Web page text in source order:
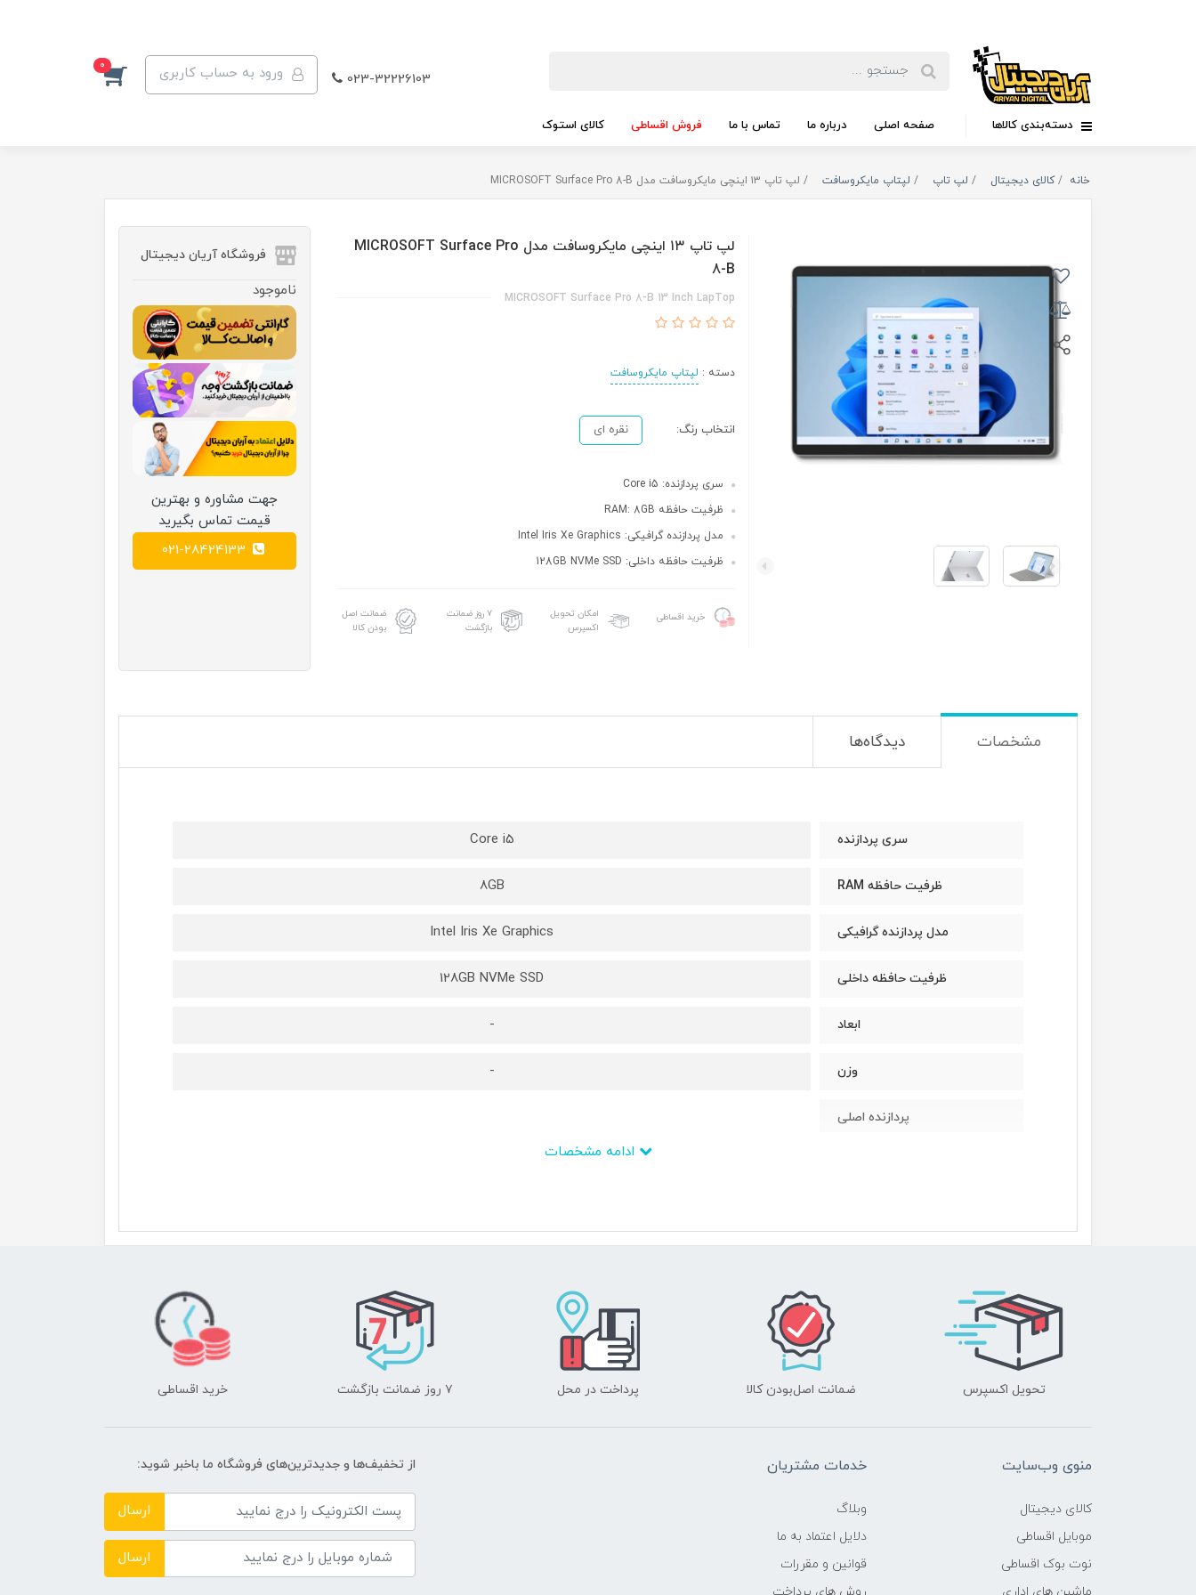
023-32226103 ورود به حساب کاربری 0
دسته‌بندی کالاها صفحه اصلی درباره ما تماس با ما فروش اقساطی کالای استوک
خانه کالای دیجیتال لپ تاپ لپتاپ مایکروسافت لپ تاپ ۱۳ اینچی مایکروسافت مدل MICROSOFT Surface Pro 8-B
لپ تاپ ۱۳ اینچی مایکروسافت مدل MICROSOFT Surface Pro
8-B
MICROSOFT Surface Pro 8-B 13 Inch LapTop
دسته : لپتاپ مایکروسافت
انتخاب رنگ: نقره ای
سری پردازنده: Core i5
ظرفیت حافظه RAM: 8GB
مدل پردازنده گرافیکی: Intel Iris Xe Graphics
ظرفیت حافظه داخلی: 128GB NVMe SSD
خرید اقساطی
امکان تحویل
اکسپرس
۷ روز ضمانت
بازگشت
ضمانت اصل
بودن کالا
فروشگاه آریان دیجیتال
ناموجود
جهت مشاوره و بهترین
قیمت تماس بگیرید
مشخصات دیدگاه‌ها
سری پردازنده Core i5
ظرفیت حافظه RAM 8GB
مدل پردازنده گرافیکی Intel Iris Xe Graphics
ظرفیت حافظه داخلی 128GB NVMe SSD
ابعاد -
وزن -
پردازنده اصلی
2.4 گیگاهرتز تا 4.2 گیگاهرتز
حافظه ی رم
حافظه دستگاه
تحویل اکسپرس ضمانت اصل‌بودن کالا پرداخت در محل ۷ روز ضمانت بازگشت خرید اقساطی
منوی وب‌سایت
کالای دیجیتال
موبایل اقساطی
نوت بوک اقساطی
خدمات مشتریان
وبلاگ
دلایل اعتماد به ما
قوانین و مقررات
از تخفیف‌ها و جدیدترین‌های فروشگاه ما باخبر شوید:
ارسال
ارسال